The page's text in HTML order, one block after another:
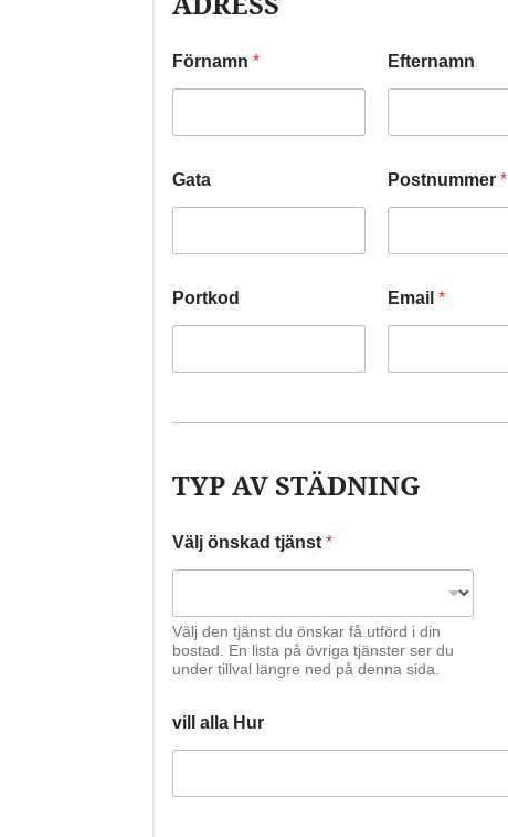
Förnamn * Efternamn
Gata Postnummer*
Portkod Email*
TYP AV STÄDNING
Välj önskad tjänst *
Välj den tjänst du önskar få utförd i din
bostad. En lista på övriga tjänster ser du
under tillval längre ned på denna sida.
vill alla Hur